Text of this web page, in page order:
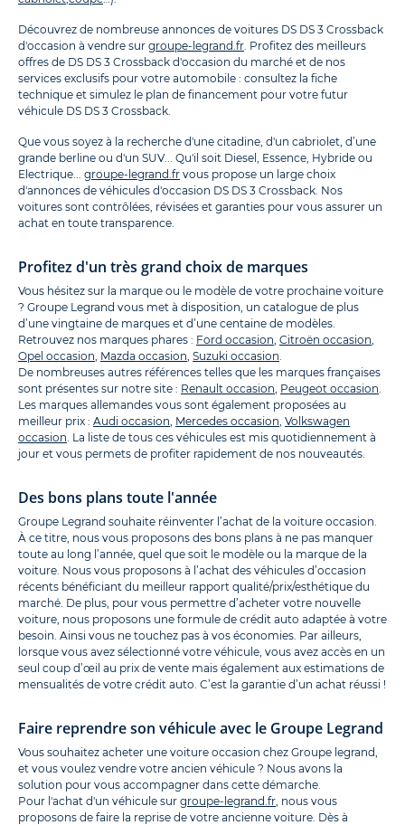
Découvrez de nombreuse annonces de voitures DS DS 3 Crossback
d'occasion à vendre sur groupe-legrand.fr . Profitez des meilleurs
offres de DS DS 3 Crossback d'occasion du marché et de nos
services exclusifs pour votre automobile : consultez la fiche
technique et simulez le plan de financement pour votre futur
véhicule DS DS 3 Crossback.
Que vous soyez à la recherche d'une citadine, d'un cabriolet, d’une
grande berline ou d'un SUV... Qu'il soit Diesel, Essence, Hybride ou
Electrique... groupe-legrand.fr vous propose un large choix
d'annonces de véhicules d'occasion DS DS 3 Crossback. Nos
voitures sont contrôlées, révisées et garanties pour vous assurer un
achat en toute transparence.
Profitez d'un très grand choix de marques
Vous hésitez sur la marque ou le modèle de votre prochaine voiture
? Groupe Legrand vous met à disposition, un catalogue de plus
d’une vingtaine de marques et d’une centaine de modèles.
Retrouvez nos marques phares : Ford occasion Citroën occasion
Opel occasion Mazda occasion Suzuki occasion
De nombreuses autres références telles que les marques françaises
sont présentes sur notre site : Renault occasion Peugeot occasion
Les marques allemandes vous sont également proposées au
meilleur prix : Audi occasion Mercedes occasion Volkswagen
occasion . La liste de tous ces véhicules est mis quotidiennement à
jour et vous permets de profiter rapidement de nos nouveautés.
Des bons plans toute l'année
Groupe Legrand souhaite réinventer l’achat de la voiture occasion.
À ce titre, nous vous proposons des bons plans à ne pas manquer
toute au long l’année, quel que soit le modèle ou la marque de la
voiture. Nous vous proposons à l’achat des véhicules d’occasion
récents bénéficiant du meilleur rapport qualité/prix/esthétique du
marché. De plus, pour vous permettre d’acheter votre nouvelle
voiture, nous proposons une formule de crédit auto adaptée à votre
besoin. Ainsi vous ne touchez pas à vos économies. Par ailleurs,
lorsque vous avez sélectionné votre véhicule, vous avez accès en un
seul coup d’œil au prix de vente mais également aux estimations de
mensualités de votre crédit auto. C’est la garantie d’un achat réussi !
Faire reprendre son véhicule avec le Groupe Legrand
Vous souhaitez acheter une voiture occasion chez Groupe legrand,
et vous voulez vendre votre ancien véhicule ? Nous avons la
solution pour vous accompagner dans cette démarche.
Pour l'achat d'un véhicule sur groupe-legrand.fr , nous vous
proposons de faire la reprise de votre ancienne voiture. Dès à